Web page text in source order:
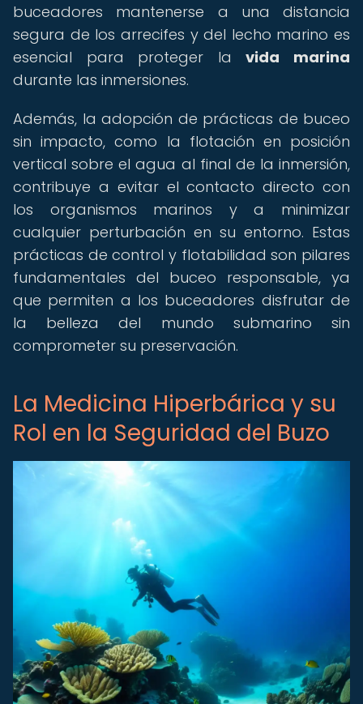
buceadores mantenerse a una distancia
segura de los arrecifes y del lecho marino es
esencial para proteger lavida marina
durante las inmersiones.
Además, la adopción de prácticas de buceo
sin impacto, como la flotación en posición
vertical sobre el agua al final de la inmersión,
contribuye a evitar el contacto directo con
los organismos marinos y a minimizar
cualquier perturbación en su entorno. Estas
prácticas de control y flotabilidad son pilares
fundamentales del buceo responsable, ya
que permiten a los buceadores disfrutar de
la belleza del mundo submarino sin
comprometer su preservación.
La Medicina Hiperbárica y su
Rol en la Seguridad del Buzo